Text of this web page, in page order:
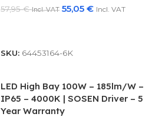
57,95€ Incl. VAT 55,05€ Incl. VAT
SKU: 64453164-6K
LED High Bay 100W – 185lm/W –
IP65 – 4000K | SOSEN Driver – 5
Year Warranty